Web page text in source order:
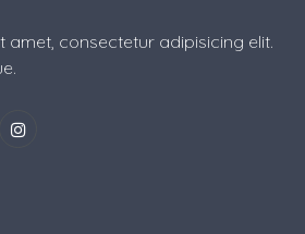
amet, consectetur adipisicing elit.